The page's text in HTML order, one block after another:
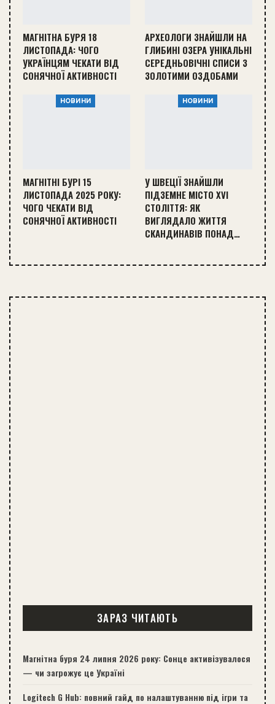
МАГНІТНА БУРЯ 18
ЛИСТОПАДА: ЧОГО
УКРАЇНЦЯМ ЧЕКАТИ ВІД
СОНЯЧНОЇ АКТИВНОСТІ
АРХЕОЛОГИ ЗНАЙШЛИ НА
ГЛИБИНІ ОЗЕРА УНІКАЛЬНІ
СЕРЕДНЬОВІЧНІ СПИСИ З
ЗОЛОТИМИ ОЗДОБАМИ
НОВИНИ
МАГНІТНІ БУРІ 15
ЛИСТОПАДА 2025 РОКУ:
ЧОГО ЧЕКАТИ ВІД
СОНЯЧНОЇ АКТИВНОСТІ
НОВИНИ
У ШВЕЦІЇ ЗНАЙШЛИ
ПІДЗЕМНЕ МІСТО XVI
СТОЛІТТЯ: ЯК
ВИГЛЯДАЛО ЖИТТЯ
СКАНДИНАВІВ ПОНАД…
ЗАРАЗ ЧИТАЮТЬ
Магнітна буря 24 липня 2026 року: Сонце активізувалося
— чи загрожує це Україні
Logitech G Hub: повний гайд по налаштуванню під ігри та